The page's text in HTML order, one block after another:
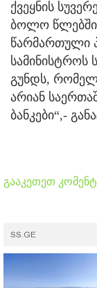
ქვეყნის
ბოლო წლებში
წარმართული
გუნდს,
არიან
ბანკები“,-
გააკეთეთ
SS.GE